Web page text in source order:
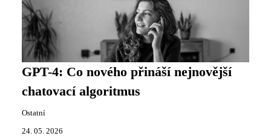
GPT-4: Co nového přináší nejnovější
chatovací algoritmus
Ostatní
24. 05. 2026